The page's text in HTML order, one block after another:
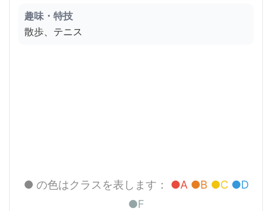
趣味・特技
散歩、テニス
● の色はクラスを表します： ●A ●B ●C ●D
●F